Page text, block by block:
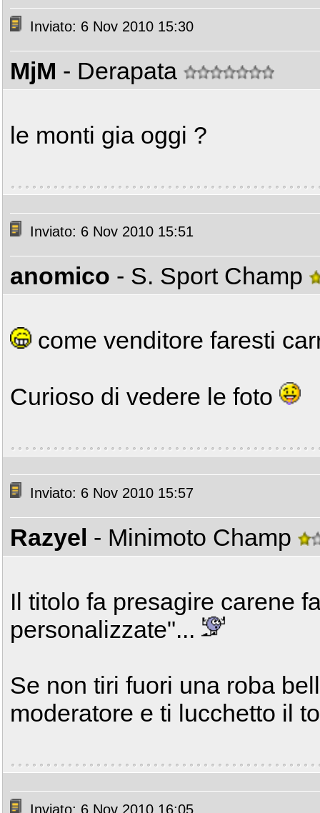
Inviato: 6 Nov 2010 15:30
MjM - Derapata
le monti gia oggi ?
Inviato: 6 Nov 2010 15:51
anomico - S. Sport Champ
come venditore faresti
Curioso di vedere le foto
Inviato: 6 Nov 2010 15:57
Razyel - Minimoto Champ
Il titolo fa presagire carene
personalizzate"...
Se non tiri fuori una roba
moderatore e ti lucchetto il
Inviato: 6 Nov 2010 16:05